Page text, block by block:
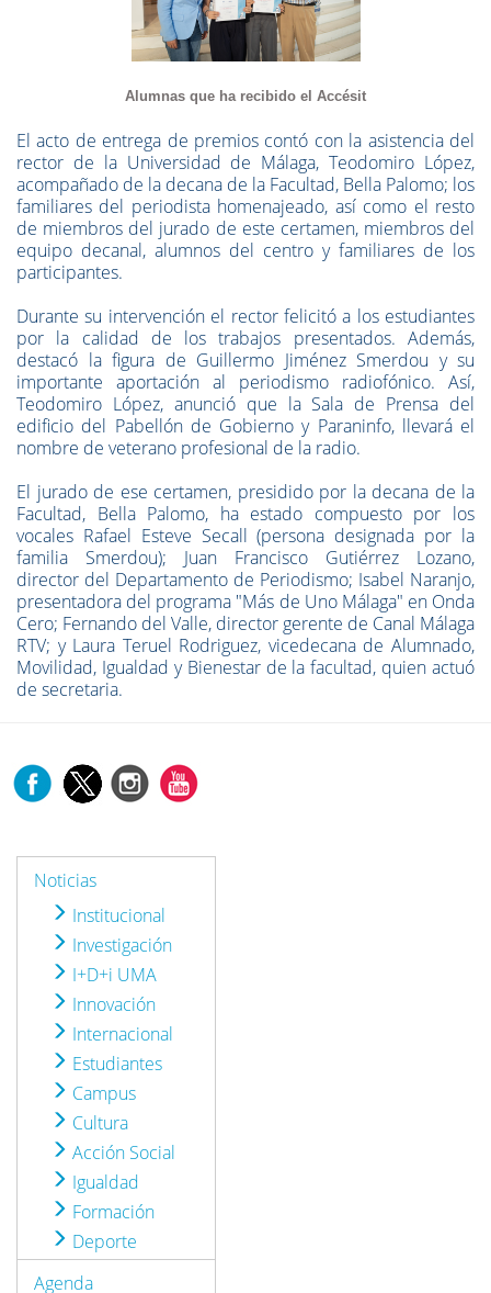
Alumnas que ha recibido el Accésit
El acto de entrega de premios contó con la asistencia del
rector de la Universidad de Málaga, Teodomiro López,
acompañado de la decana de la Facultad, Bella Palomo; los
familiares del periodista homenajeado, así como el resto
de miembros del jurado de este certamen, miembros del
equipo decanal, alumnos del centro y familiares de los
participantes.
Durante su intervención el rector felicitó a los estudiantes
por la calidad de los trabajos presentados. Además,
destacó la figura de Guillermo Jiménez Smerdou y su
importante aportación al periodismo radiofónico. Así,
Teodomiro López, anunció que la Sala de Prensa del
edificio del Pabellón de Gobierno y Paraninfo, llevará el
nombre de veterano profesional de la radio.
El jurado de ese certamen, presidido por la decana de la
Facultad, Bella Palomo, ha estado compuesto por los
vocales Rafael Esteve Secall (persona designada por la
familia Smerdou); Juan Francisco Gutiérrez Lozano,
director del Departamento de Periodismo; Isabel Naranjo,
presentadora del programa "Más de Uno Málaga" en Onda
Cero; Fernando del Valle, director gerente de Canal Málaga
RTV; y Laura Teruel Rodriguez, vicedecana de Alumnado,
Movilidad, Igualdad y Bienestar de la facultad, quien actuó
de secretaria.
Noticias
Institucional
Investigación
I+D+i UMA
Innovación
Internacional
Estudiantes
Campus
Cultura
Acción Social
Igualdad
Formación
Deporte
Agenda